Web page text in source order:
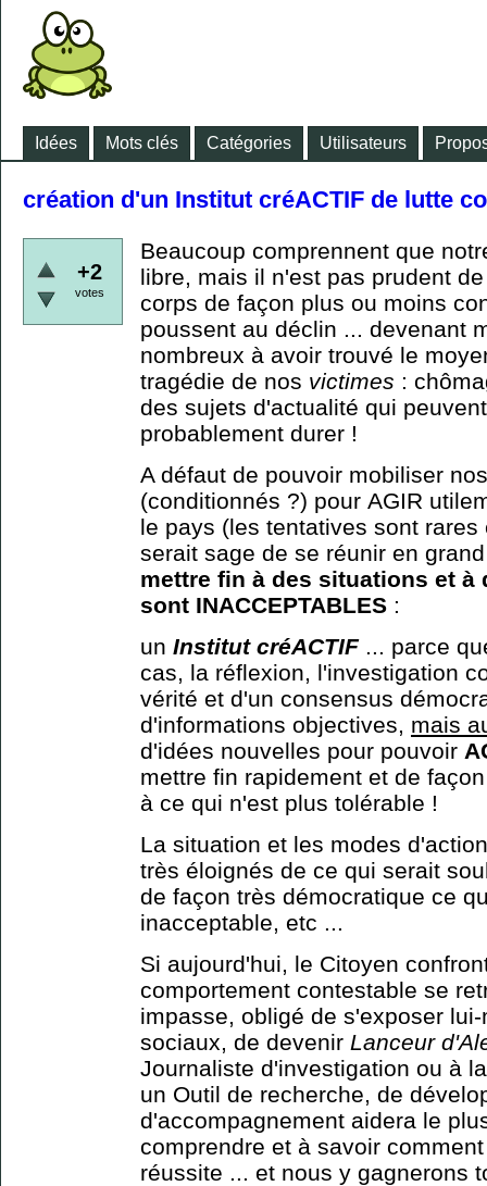
Idées Mots clés Catégories Utilisateurs
création d'un Institut créACTIF de lutte
+2
votes
Beaucoup comprennent que
libre, mais il n'est pas prudent
corps de façon plus ou moins
poussent au déclin ... devenant
nombreux à avoir trouvé le
tragédie de nos victimes :
des sujets d'actualité qui
probablement durer !
A défaut de pouvoir mobiliser
(conditionnés ?) pour AGIR
le pays (les tentatives sont
serait sage de se réunir en
mettre fin à des situations et à
sont INACCEPTABLES :
un Institut créACTIF... parce
cas, la réflexion, l'investigation
vérité et d'un consensus
d'informations objectives, mais
d'idées nouvelles pour pouvoir
mettre fin rapidement et de
à ce qui n'est plus tolérable !
La situation et les modes
très éloignés de ce qui serait
de façon très démocratique ce
inacceptable, etc ...
Si aujourd'hui, le Citoyen
comportement contestable se
impasse, obligé de s'exposer
sociaux, de devenir Lanceur
Journaliste d'investigation ou à
un Outil de recherche, de
d'accompagnement aidera le
comprendre et à savoir
réussite ... et nous y gagnerons